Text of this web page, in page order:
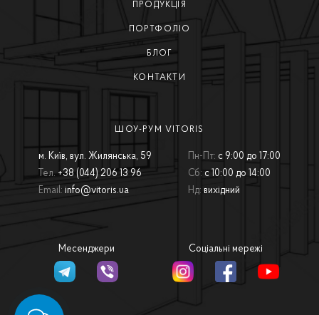
ПРОДУКЦІЯ
ПОРТФОЛІО
БЛОГ
КОНТАКТИ
ШОУ-РУМ VITORIS
м. Київ, вул. Жилянська, 59
Тел. +38 (044) 206 13 96
Email: info@vitoris.ua
Пн-Пт: с 9:00 до 17:00
Сб: с 10:00 до 14:00
Нд: вихідний
Месенджери Соціальні мережі